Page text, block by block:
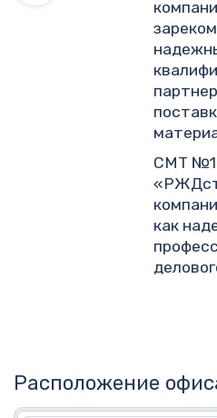
СМТ №1
как
Расположение